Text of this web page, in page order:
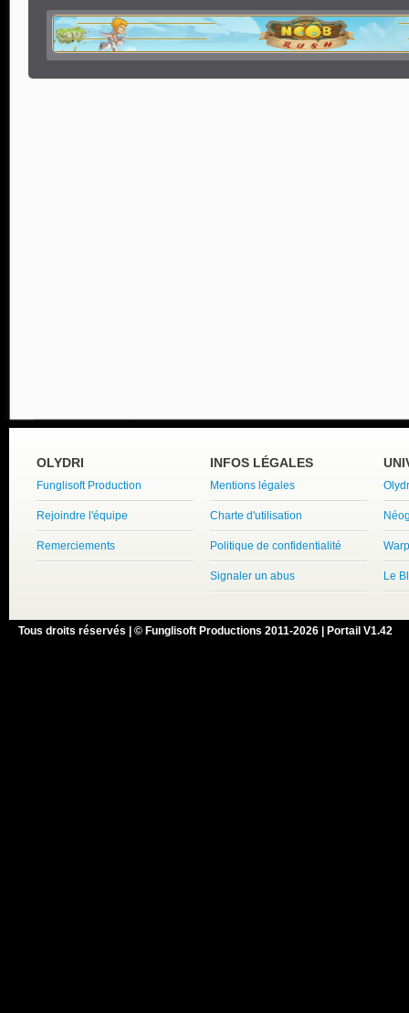
OLYDRI
Funglisoft Production
Rejoindre l'équipe
Remerciements
INFOS LÉGALES
Mentions légales
Charte d'utilisation
Politique de confidentialité
Signaler un abus Le
Tous droits réservés | © Funglisoft Productions 2011-2026 | Portail V1.42